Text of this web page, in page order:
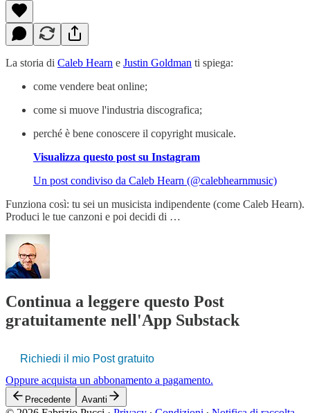
La storia di Caleb Hearn e Justin Goldman ti spiega:
come vendere beat online;
come si muove l'industria discografica;
perché è bene conoscere il copyright musicale.
Visualizza questo post su Instagram
Un post condiviso da Caleb Hearn (@calebhearnmusic)
Funziona così: tu sei un musicista indipendente (come Caleb Hearn).
Produci le tue canzoni e poi decidi di …
Continua a leggere questo Post
gratuitamente nell'App Substack
Richiedi il mio Post gratuito
Oppure acquista un abbonamento a pagamento.
Precedente Avanti